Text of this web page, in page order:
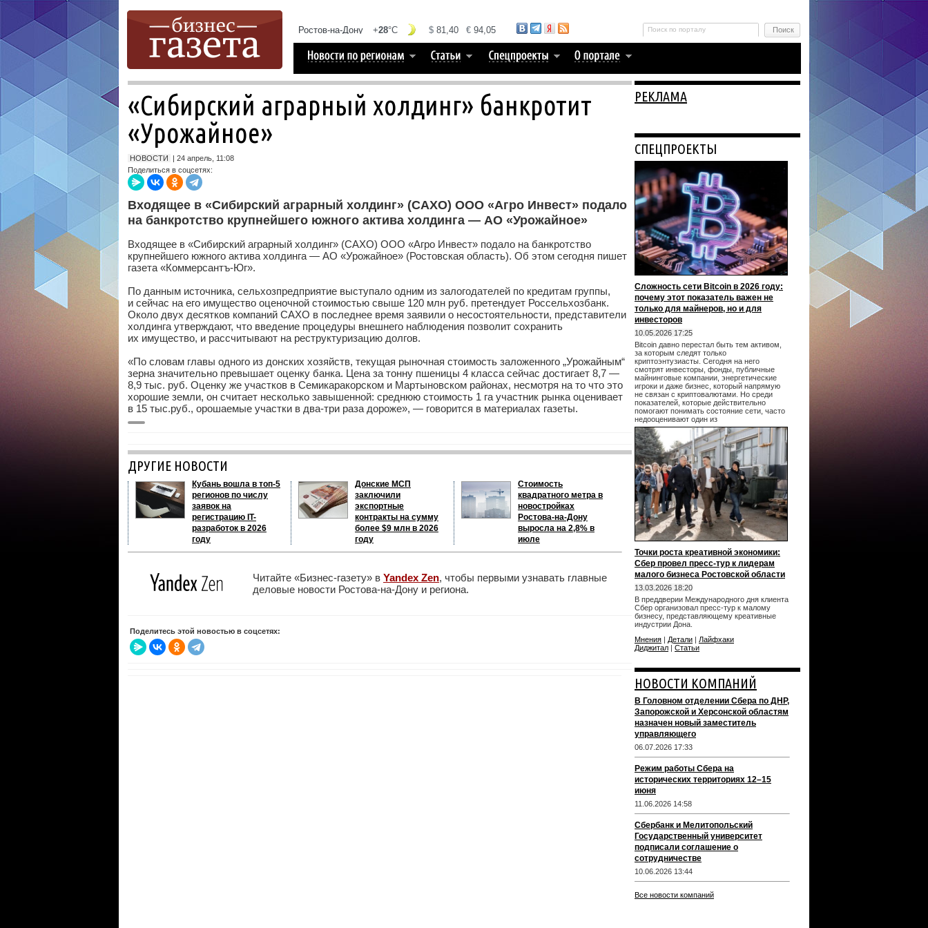
«Сибирский аграрный холдинг» банкротит
«Урожайное»
НОВОСТИ
| 24 апрель, 11:08
Поделиться в соцсетях:
Входящее в «Сибирский аграрный холдинг» (САХО) ООО «Агро Инвест» подало
на банкротство крупнейшего южного актива холдинга — АО «Урожайное»
Входящее в «Сибирский аграрный холдинг» (САХО) ООО «Агро Инвест» подало на банкротство
крупнейшего южного актива холдинга — АО «Урожайное» (Ростовская область). Об этом сегодня пишет
газета «Коммерсантъ-Юг».
По данным источника, сельхозпредприятие выступало одним из залогодателей по кредитам группы,
и сейчас на его имущество оценочной стоимостью свыше 120 млн руб. претендует Россельхозбанк.
Около двух десятков компаний САХО в последнее время заявили о несостоятельности, представители
холдинга утверждают, что введение процедуры внешнего наблюдения позволит сохранить
их имущество, и рассчитывают на реструктуризацию долгов.
«По словам главы одного из донских хозяйств, текущая рыночная стоимость заложенного „Урожайным“
зерна значительно превышает оценку банка. Цена за тонну пшеницы 4 класса сейчас достигает 8,7 —
8,9 тыс. руб. Оценку же участков в Семикаракорском и Мартыновском районах, несмотря на то что это
хорошие земли, он считает несколько завышенной: среднюю стоимость 1 га участник рынка оценивает
в 15 тыс.руб., орошаемые участки в два-три раза дороже», — говорится в материалах газеты.
ДРУГИЕ НОВОСТИ
Кубань вошла в топ-5
регионов по числу
заявок на
регистрацию IT-
разработок в 2026
году
Донские МСП
заключили
экспортные
контракты на сумму
более $9 млн в 2026
году
Стоимость
квадратного метра в
новостройках
Ростова-на-Дону
выросла на 2,8% в
июле
Читайте «Бизнес-газету» в Yandex Zen, чтобы первыми узнавать главные
деловые новости Ростова-на-Дону и региона.
Поделитесь этой новостью в соцсетях:
РЕКЛАМА
СПЕЦПРОЕКТЫ
Сложность сети Bitcoin в 2026 году:
почему этот показатель важен не
только для майнеров, но и для
инвесторов
10.05.2026 17:25
Bitcoin давно перестал быть тем активом,
за которым следят только
криптоэнтузиасты. Сегодня на него
смотрят инвесторы, фонды, публичные
майнинговые компании, энергетические
игроки и даже бизнес, который напрямую
не связан с криптовалютами. Но среди
показателей, которые действительно
помогают понимать состояние сети, часто
недооценивают один из
Точки роста креативной экономики:
Сбер провел пресс-тур к лидерам
малого бизнеса Ростовской области
13.03.2026 18:20
В преддверии Международного дня клиента
Сбер организовал пресс-тур к малому
бизнесу, представляющему креативные
индустрии Дона.
Мнения | Детали | Лайфхаки
Диджитал | Статьи
НОВОСТИ КОМПАНИЙ
В Головном отделении Сбера по ДНР,
Запорожской и Херсонской областям
назначен новый заместитель
управляющего
06.07.2026 17:33
Режим работы Сбера на
исторических территориях 12–15
июня
11.06.2026 14:58
Сбербанк и Мелитопольский
Государственный университет
подписали соглашение о
сотрудничестве
10.06.2026 13:44
Все новости компаний